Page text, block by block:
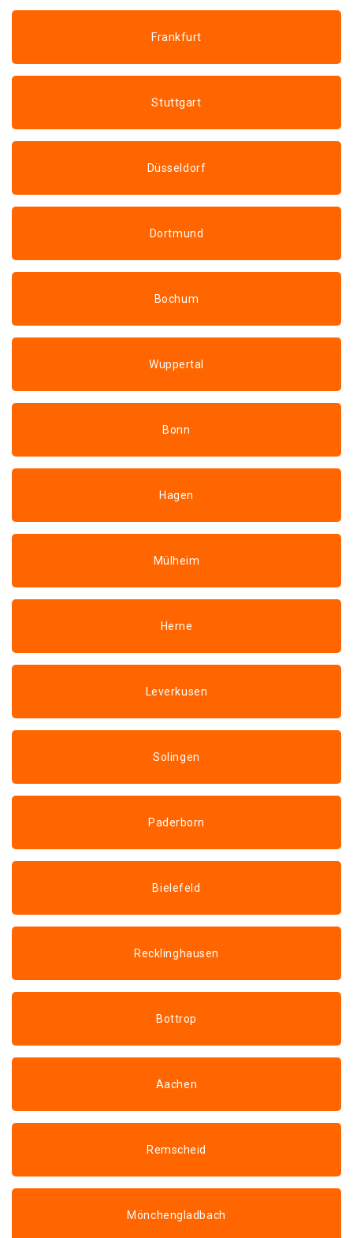
Frankfurt
Stuttgart
Düsseldorf
Dortmund
Bochum
Wuppertal
Bonn
Hagen
Mülheim
Herne
Leverkusen
Solingen
Paderborn
Bielefeld
Recklinghausen
Bottrop
Aachen
Remscheid
Mönchengladbach